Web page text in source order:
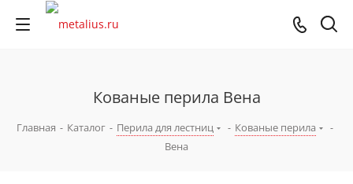
Кованые перила Вена
Главная - Каталог - Перила для лестниц - Кованые перила
-
Вена